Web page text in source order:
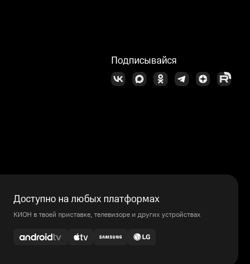
Подписывайся
Доступно на любых платформах
КИОН в твоей приставке, телевизоре и других устройствах